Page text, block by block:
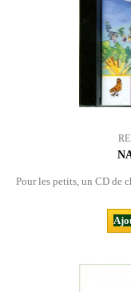
Pour les petits, un CD de